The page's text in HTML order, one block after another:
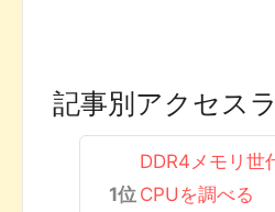
記事別アクセス
DDR4メモリ世
CPUを調べる